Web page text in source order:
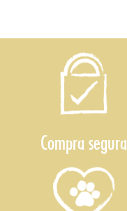
Compra segura